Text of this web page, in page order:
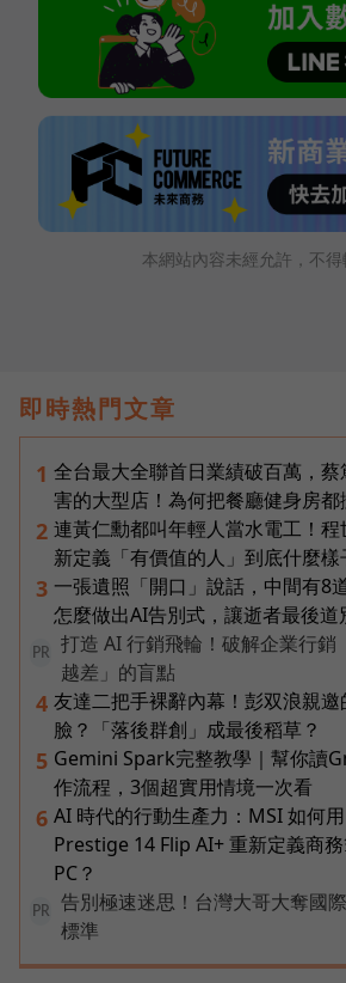
本網站內容未經允許，不得
即時熱門文章
1 全台最大全聯首日業績破百萬，
害的大型店！為何把餐廳健身房都
2 連黃仁勳都叫年輕人當水電工！
新定義「有價值的人」到底什麼樣
3 一張遺照「開口」說話，中間有8
怎麼做出AI告別式，讓逝者最後道
PR
打造 AI 行銷飛輪！破解企業行銷
越差」的盲點
4 友達二把手裸辭內幕！彭双浪親
臉？「落後群創」成最後稻草？
5 Gemini Spark完整教學｜幫你讀
作流程，3個超實用情境一次看
6 AI 時代的行動生產力：MSI 如何
Prestige 14 Flip AI+ 重新定義商
PC？
PR
告別極速迷思！台灣大哥大奪國
標準